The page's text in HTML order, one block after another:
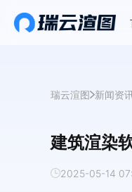
瑞云渲图 新闻资
建筑渲染
2025-05-14